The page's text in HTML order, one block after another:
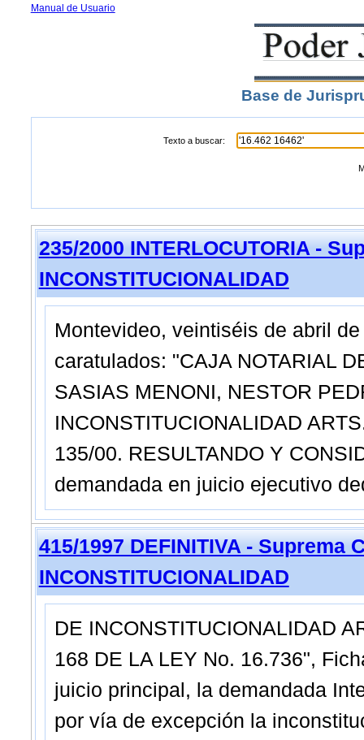
Manual de Usuario
Base de
Texto a buscar:
235/2000 INTERLOCUTORIA -
INCONSTITUCIONALIDAD
Montevideo, veintiséis de abril
caratulados: "CAJA NOTARIAL
SASIAS MENONI, NESTOR
INCONSTITUCIONALIDAD
135/00. RESULTANDO Y
demandada en juicio ejecutivo
415/1997 DEFINITIVA - Suprema
INCONSTITUCIONALIDAD
DE INCONSTITUCIONALIDAD
168 DE LA LEY No. 16.736",
juicio principal, la demandada
por vía de excepción la